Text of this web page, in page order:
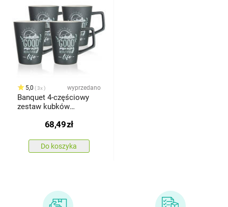
5,0 3x wyprzedano
Banquet 4-częściowy
zestaw kubków
GOOD MORNING, 450 ml
68,49zł
Do koszyka